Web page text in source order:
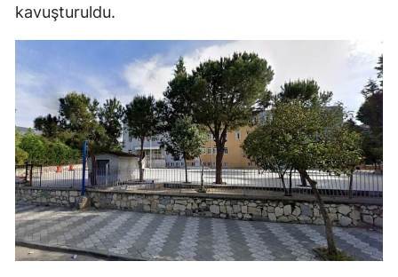
kavuşturuldu.